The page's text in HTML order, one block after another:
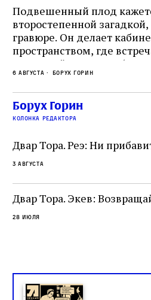
Подвешенный плод
второстепенной
гравюре. Он делает
пространством, где
греческий и латынь;
церковная традиция;
точность и понятность;
убеждённый в
читатель,
не просто покровитель
окружённый книгами.
одно решение которого
целой общины и стало
спора о том, кому
слово в переводе Библии
6 августа Борух Горин
Борух Горин
колонка редактора
Двар Тора. Реэ: Ни
3 августа
Двар Тора. Экев:
28 июля